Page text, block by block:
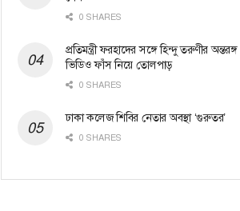
0 SHARES
প্রতিমন্ত্রী ফরহাদের সঙ্গে হিন্দু তরুণীর অন্তরঙ্গ
ভিডিও ফাঁস নিয়ে তোলপাড়
0 SHARES
ঢাকা কলেজ শিবির নেতার অবস্থা ‘গুরুতর’
0 SHARES